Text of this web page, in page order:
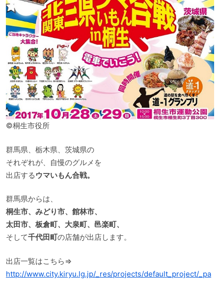
©桐生市役所
群馬県、栃木県、茨城県の
それぞれが、自慢のグルメを
出店するウマいもん合戦。
群馬県からは、
桐生市、みどり市、館林市、
太田市、板倉町、大泉町、邑楽町、
そして千代田町の店舗が出店します。
出店一覧はこちら⇒
http://www.city.kiryu.lg.jp/_res/projects/default_project/_pa